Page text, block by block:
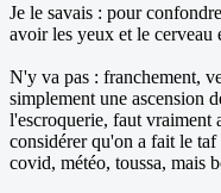
Je le savais : pour
avoir les yeux et le cerveau
N'y va pas : franchement,
simplement une ascension
l'escroquerie, faut vraiment
considérer qu'on a fait le taf
covid, météo, toussa, mais